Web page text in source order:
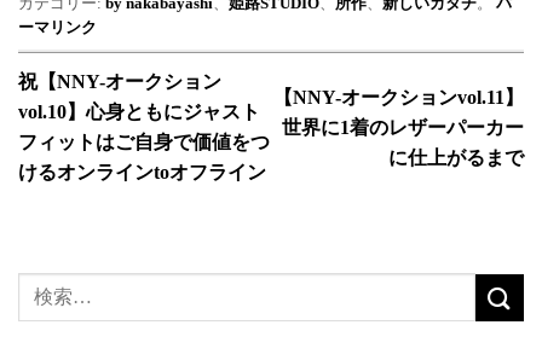
カテゴリー: by nakabayashi、 姫路STUDIO、 所作、 新しいカタチ。 パ
ーマリンク
祝【NNY-オークション
vol.10】心身ともにジャスト
フィットはご自身で価値をつ
けるオンラインtoオフライン
【NNY-オークションvol.11】
世界に1着のレザーパーカー
に仕上がるまで